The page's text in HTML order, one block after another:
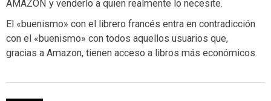
AMAZON y venderlo a quien realmente lo necesite.
El «buenismo» con el librero francés entra en contradicción
con el «buenismo» con todos aquellos usuarios que,
gracias a Amazon, tienen acceso a libros más económicos.